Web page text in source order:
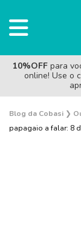
10%OFF para
online! Use o
Blog da Cobasi ❯
papagaio a falar: 8